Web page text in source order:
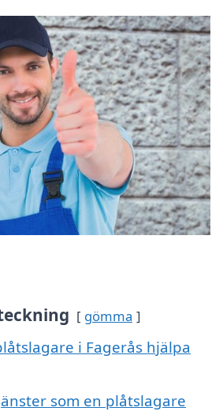
gömma
i Fagerås hjälpa
som en plåtslagare